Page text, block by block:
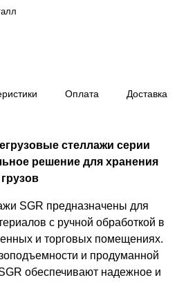
Оплата Доставка
стеллажи серии
решение для хранения
SGR предназначены для
с ручной обработкой в
и торговых помещениях.
и продуманной
обеспечивают надежное и